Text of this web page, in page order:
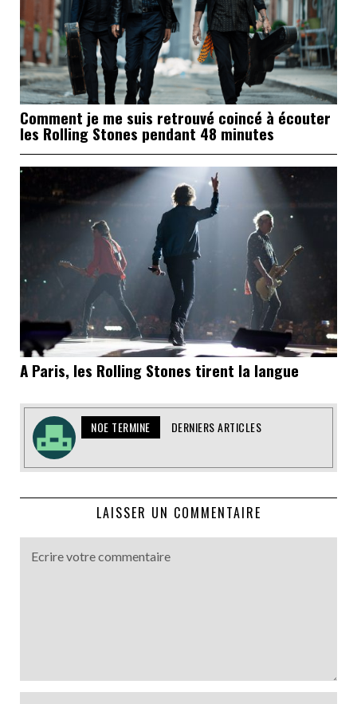
Comment je me suis retrouvé coincé à écouter
les Rolling Stones pendant 48 minutes
A Paris, les Rolling Stones tirent la langue
NOE TERMINE DERNIERS ARTICLES
LAISSER UN COMMENTAIRE